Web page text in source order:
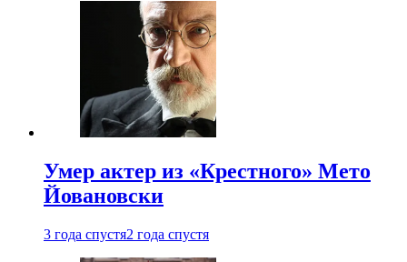
Умер актер из «Крестного» Мето
Йовановски
3 года спустя2 года спустя